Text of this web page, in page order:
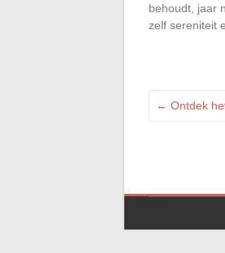
behoudt, jaar
zelf sereniteit
← Ontdek